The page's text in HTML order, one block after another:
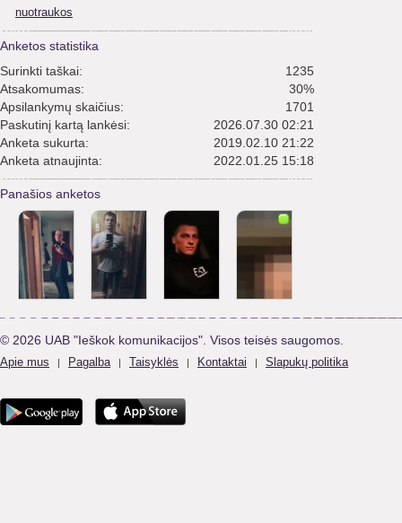
nuotraukos
Anketos statistika
Surinkti taškai:
1235
Atsakomumas:
30%
Apsilankymų skaičius:
1701
Paskutinį kartą lankėsi:
2026.07.30 02:21
Anketa sukurta:
2019.02.10 21:22
Anketa atnaujinta:
2022.01.25 15:18
Panašios anketos
© 2026 UAB "Ieškok komunikacijos". Visos teisės saugomos.
Apie mus | Pagalba | Taisyklės | Kontaktai | Slapukų politika